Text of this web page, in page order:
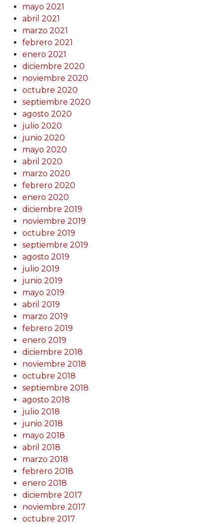
mayo 2021
abril 2021
marzo 2021
febrero 2021
enero 2021
diciembre 2020
noviembre 2020
octubre 2020
septiembre 2020
agosto 2020
julio 2020
junio 2020
mayo 2020
abril 2020
marzo 2020
febrero 2020
enero 2020
diciembre 2019
noviembre 2019
octubre 2019
septiembre 2019
agosto 2019
julio 2019
junio 2019
mayo 2019
abril 2019
marzo 2019
febrero 2019
enero 2019
diciembre 2018
noviembre 2018
octubre 2018
septiembre 2018
agosto 2018
julio 2018
junio 2018
mayo 2018
abril 2018
marzo 2018
febrero 2018
enero 2018
diciembre 2017
noviembre 2017
octubre 2017